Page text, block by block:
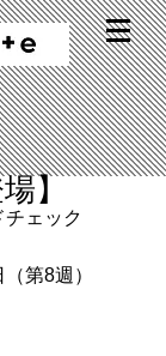
】
チェック
第8週）